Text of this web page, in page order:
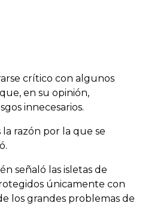
crítico con algunos
en su opinión,
innecesarios.
razón por la que se
señaló las isletas de
únicamente con
los grandes problemas de